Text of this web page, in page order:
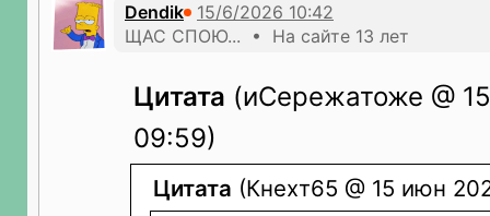
Dendik
ЩАС СПОЮ... • На сайте 13 лет
Цитата (иСережатоже @
09:59)
Цитата (Кнехт65 @ 15 июн